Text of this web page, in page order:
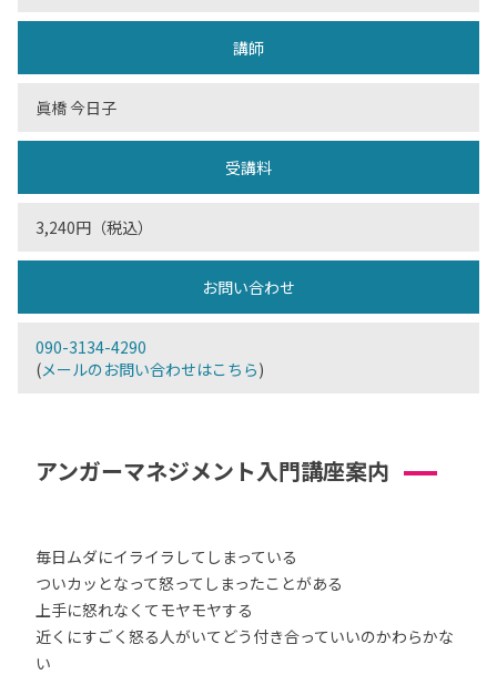
講師
眞橋 今日子
受講料
3,240円（税込）
お問い合わせ
090-3134-4290
(メールのお問い合わせはこちら)
アンガーマネジメント入門講座案内
毎日ムダにイライラしてしまっている
ついカッとなって怒ってしまったことがある
上手に怒れなくてモヤモヤする
近くにすごく怒る人がいてどう付き合っていいのかわらかな
い